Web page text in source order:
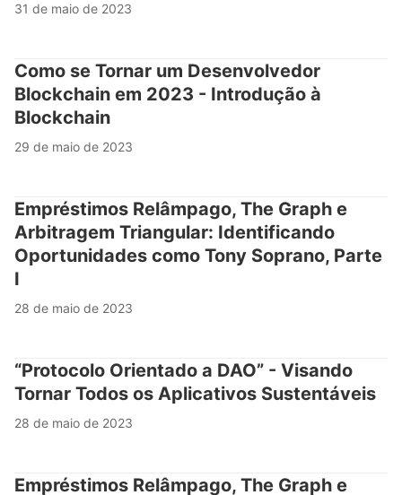
31 de maio de 2023
Como se Tornar um Desenvolvedor
Blockchain em 2023 - Introdução à
Blockchain
29 de maio de 2023
Empréstimos Relâmpago, The Graph e
Arbitragem Triangular: Identificando
Oportunidades como Tony Soprano, Parte
I
28 de maio de 2023
“Protocolo Orientado a DAO” - Visando
Tornar Todos os Aplicativos Sustentáveis
28 de maio de 2023
Empréstimos Relâmpago, The Graph e